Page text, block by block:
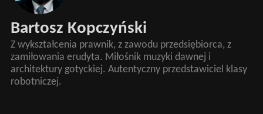
Bartosz Kopczyński
Z wykształcenia prawnik, z zawodu przedsiębiorca, z
zamiłowania erudyta. Miłośnik muzyki dawnej i
architektury gotyckiej. Autentyczny przedstawiciel klasy
robotniczej.